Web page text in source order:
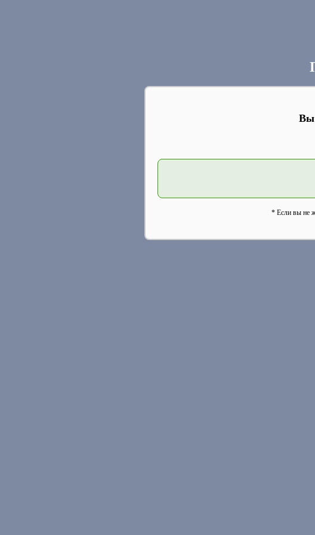
Вы
* Если вы не